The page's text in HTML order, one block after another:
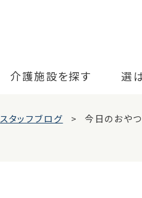
介護施設を探す 選
スタッフブログ 今日のおや